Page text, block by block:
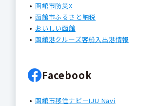
函館市防災X
函館市ふるさと納税
おいしい函館
函館港クルーズ客船入出港情報
Facebook
函館市移住ナビーIJU Navi